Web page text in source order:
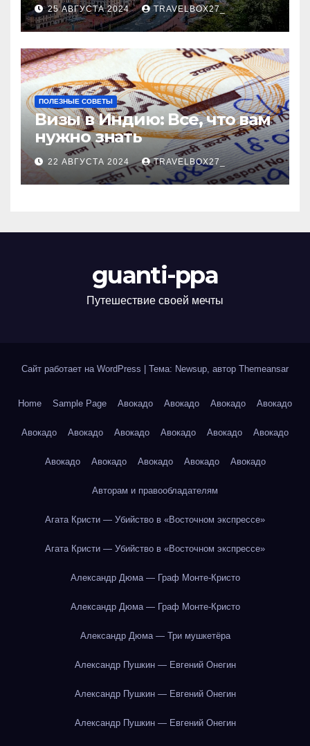
25 АВГУСТА 2024 TRAVELBOX27_
ПОЛЕЗНЫЕ СОВЕТЫ
Визы в Индию: Все, что вам
нужно знать
22 АВГУСТА 2024 TRAVELBOX27_
guanti-ppa
Путешествие своей мечты
Сайт работает на WordPress Тема: Newsup, автор Themeansar
Home Sample Page Авокадо Авокадо Авокадо Авокадо
Авокадо Авокадо Авокадо Авокадо Авокадо Авокадо
Авокадо Авокадо Авокадо Авокадо Авокадо
Авторам и правообладателям
Агата Кристи — Убийство в «Восточном экспрессе»
Агата Кристи — Убийство в «Восточном экспрессе»
Александр Дюма — Граф Монте-Кристо
Александр Дюма — Граф Монте-Кристо
Александр Дюма — Три мушкетёра
Александр Пушкин — Евгений Онегин
Александр Пушкин — Евгений Онегин
Александр Пушкин — Евгений Онегин